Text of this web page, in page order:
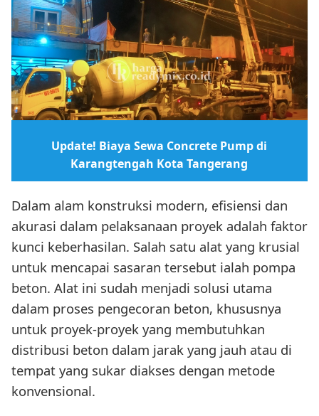
Update! Biaya Sewa Concrete Pump di
Karangtengah Kota Tangerang
Dalam alam konstruksi modern, efisiensi dan
akurasi dalam pelaksanaan proyek adalah faktor
kunci keberhasilan. Salah satu alat yang krusial
untuk mencapai sasaran tersebut ialah pompa
beton. Alat ini sudah menjadi solusi utama
dalam proses pengecoran beton, khususnya
untuk proyek-proyek yang membutuhkan
distribusi beton dalam jarak yang jauh atau di
tempat yang sukar diakses dengan metode
konvensional.